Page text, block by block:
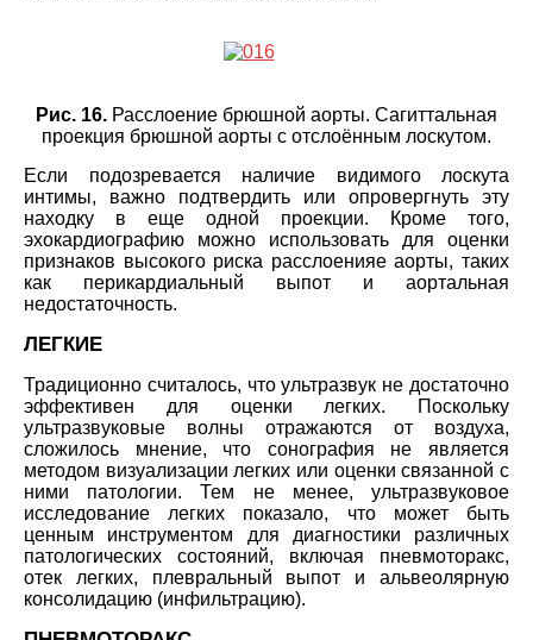
Рис. 16. Расслоение брюшной аорты. Сагиттальная
проекция брюшной аорты с отслоённым лоскутом.
Если подозревается наличие видимого лоскута
интимы, важно подтвердить или опровергнуть эту
находку в еще одной проекции. Кроме того,
эхокардиографию можно использовать для оценки
признаков высокого риска расслоенияе аорты, таких
как перикардиальный выпот и аортальная
недостаточность.
ЛЕГКИЕ
Традиционно считалось, что ультразвук не достаточно
эффективен для оценки легких. Поскольку
ультразвуковые волны отражаются от воздуха,
сложилось мнение, что сонография не является
методом визуализации легких или оценки связанной с
ними патологии. Тем не менее, ультразвуковое
исследование легких показало, что может быть
ценным инструментом для диагностики различных
патологических состояний, включая пневмоторакс,
отек легких, плевральный выпот и альвеолярную
консолидацию (инфильтрацию).